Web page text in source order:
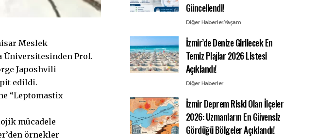
Meslek
Üniversitesinden Prof.
Japoshvili
edildi.
“Leptomastix
mücadele
örnekler
Güncellendi!
Diğer HaberlerYaşam
İzmir’de Denize Girilecek En
Temiz Plajlar 2026 Listesi
Açıklandı!
Diğer Haberler
İzmir Deprem Riski Olan İlçeler
2026: Uzmanların En Güvensiz
Gördüğü Bölgeler Açıklandı!